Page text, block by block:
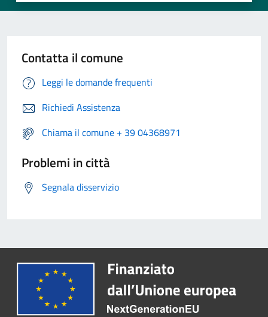
Contatta il comune
Leggi le domande frequenti
Richiedi Assistenza
Chiama il comune + 39 04368971
Problemi in città
Segnala disservizio